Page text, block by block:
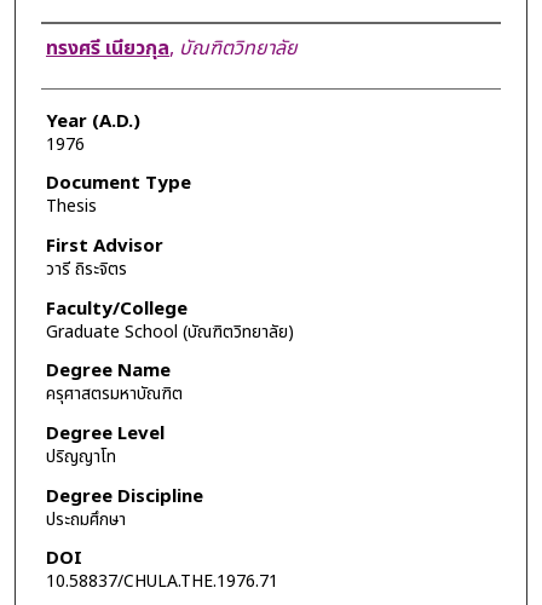
Author
ทรงศรี เนียวกุล, บัณฑิตวิทยาลัย
Year (A.D.)
1976
Document Type
Thesis
First Advisor
วารี ถิระจิตร
Faculty/College
Graduate School (บัณฑิตวิทยาลัย)
Degree Name
ครุศาสตรมหาบัณฑิต
Degree Level
ปริญญาโท
Degree Discipline
ประถมศึกษา
DOI
10.58837/CHULA.THE.1976.71